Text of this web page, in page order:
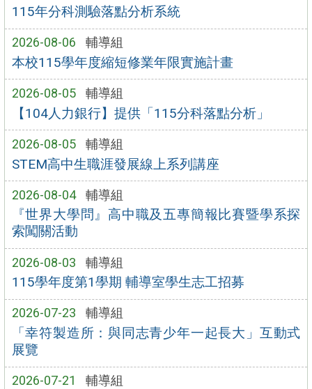
115年分科測驗落點分析系統
2026-08-06 輔導組
本校115學年度縮短修業年限實施計畫
2026-08-05 輔導組
【104人力銀行】提供「115分科落點分析」
2026-08-05 輔導組
STEM高中生職涯發展線上系列講座
2026-08-04 輔導組
『世界大學問』高中職及五專簡報比賽暨學系探
索闖關活動
2026-08-03 輔導組
115學年度第1學期 輔導室學生志工招募
2026-07-23 輔導組
「幸符製造所：與同志青少年一起長大」互動式
展覽
2026-07-21 輔導組